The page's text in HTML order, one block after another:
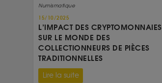
Numismatique
15/10/2025
L’IMPACT DES CRYPTOMONNAIES
SUR LE MONDE DES
COLLECTIONNEURS DE PIÈCES
TRADITIONNELLES
Lire la suite